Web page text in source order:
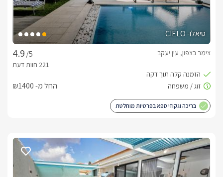
סיאלו- CIELO
/5
צימר בצפון, עין יעקב
החל מ- ₪1400
בריכה וגקוזי ספא בפרטיות מוחלטת